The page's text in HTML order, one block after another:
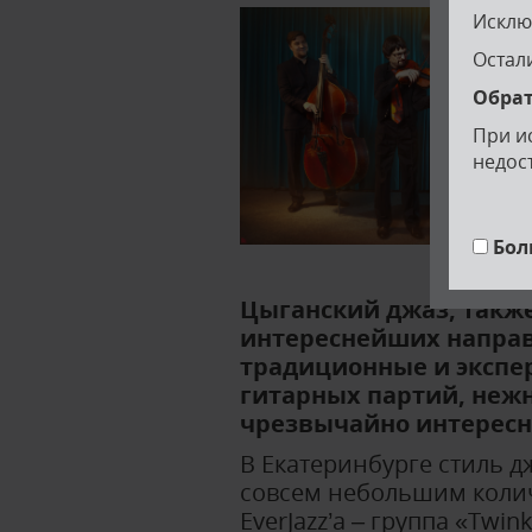
Цыганский джаз,
интереснейших
традиционные и
гитарных партий,
чрезвычайно
В Екатеринбурге стиль
совсем небольшим
EverJazz’а – группа
При